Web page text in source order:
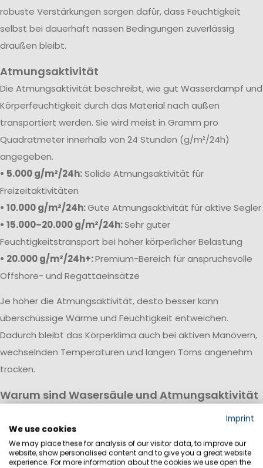
robuste Verstärkungen sorgen dafür, dass Feuchtigkeit
selbst bei dauerhaft nassen Bedingungen zuverlässig
draußen bleibt.
Atmungsaktivität
Die Atmungsaktivität beschreibt, wie gut Wasserdampf und
Körperfeuchtigkeit durch das Material nach außen
transportiert werden. Sie wird meist in Gramm pro
Quadratmeter innerhalb von 24 Stunden (g/m²/24h)
angegeben.
• 5.000 g/m²/24h:Solide Atmungsaktivität für
Freizeitaktivitäten
• 10.000 g/m²/24h:Gute Atmungsaktivität für aktive Segler
• 15.000–20.000 g/m²/24h:Sehr guter
Feuchtigkeitstransport bei hoher körperlicher Belastung
• 20.000 g/m²/24h+:Premium-Bereich für anspruchsvolle
Offshore- und Regattaeinsätze
Je höher die Atmungsaktivität, desto besser kann
überschüssige Wärme und Feuchtigkeit entweichen.
Dadurch bleibt das Körperklima auch bei aktiven Manövern,
wechselnden Temperaturen und langen Törns angenehm
trocken.
Warum sind Wasersäule und Atmungsaktivität
Eine hochwertige Segeljackbekleidung vereint hohe
Wasserdichtigkeit mit guter Atmungsaktivität. Während die
Wassersäule vor Regen, Wind und Gischt schützt, sorgt die
Imprint
We use cookies
We may place these for analysis of our visitor data, to improve our
website, show personalised content and to give you a great website
experience. For more information about the cookies we use open the